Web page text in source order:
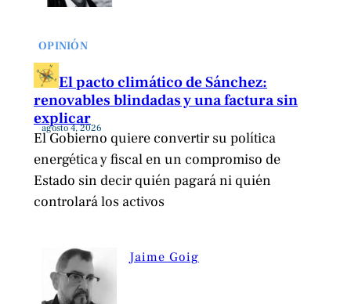
OPINIÓN
El pacto climático de Sánchez:
renovables blindadas y una factura sin
explicar
agosto 4, 2026
El Gobierno quiere convertir su política
energética y fiscal en un compromiso de
Estado sin decir quién pagará ni quién
controlará los activos
Jaime Goig